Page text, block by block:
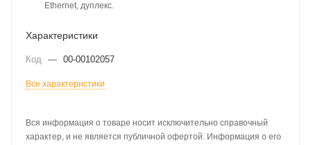
Ethernet, дуплекс.
Характеристики
Код — 00-00102057
Все характеристики
Вся информация о товаре носит исключительно справочный
характер, и не является публичной офертой. Информация о его